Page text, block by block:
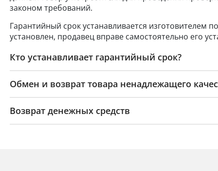
законом требований.
Гарантийный срок устанавливается изготовителем
установлен, продавец вправе самостоятельно его
Кто устанавливает гарантийный срок?
Обмен и возврат товара ненадлежащего
Возврат денежных средств